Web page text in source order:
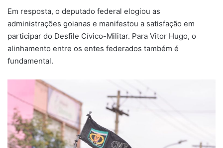
Em resposta, o deputado federal elogiou as
administrações goianas e manifestou a satisfação em
participar do Desfile Cívico-Militar. Para Vitor Hugo, o
alinhamento entre os entes federados também é
fundamental.